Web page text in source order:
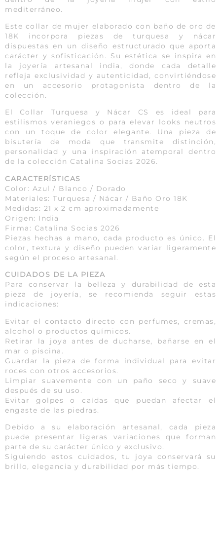
mediterráneo.
Este collar de mujer elaborado con baño de oro de
18K incorpora piezas de turquesa y nácar
dispuestas en un diseño estructurado que aporta
carácter y sofisticación. Su estética se inspira en
la joyería artesanal india, donde cada detalle
refleja exclusividad y autenticidad, convirtiéndose
en un accesorio protagonista dentro de la
colección.
El Collar Turquesa y Nácar CS es ideal para
estilismos veraniegos o para elevar looks neutros
con un toque de color elegante. Una pieza de
bisutería de moda que transmite distinción,
personalidad y una inspiración atemporal dentro
de la colección Catalina Socias 2026.
CARACTERÍSTICAS
Color: Azul / Blanco / Dorado
Materiales: Turquesa / Nácar / Baño Oro 18K
Medidas: 21 x 2 cm aproximadamente
Origen: India
Firma: Catalina Socias 2026
Piezas hechas a mano, cada producto es único. El
color, textura y diseño pueden variar ligeramente
según el proceso artesanal.
CUIDADOS DE LA PIEZA
Para conservar la belleza y durabilidad de esta
pieza de joyería, se recomienda seguir estas
indicaciones:
Evitar el contacto directo con perfumes, cremas,
alcohol o productos químicos.
Retirar la joya antes de ducharse, bañarse en el
mar o piscina.
Guardar la pieza de forma individual para evitar
roces con otros accesorios.
Limpiar suavemente con un paño seco y suave
después de su uso.
Evitar golpes o caídas que puedan afectar el
engaste de las piedras.
Debido a su elaboración artesanal, cada pieza
puede presentar ligeras variaciones que forman
parte de su carácter único y exclusivo.
Siguiendo estos cuidados, tu joya conservará su
brillo, elegancia y durabilidad por más tiempo.